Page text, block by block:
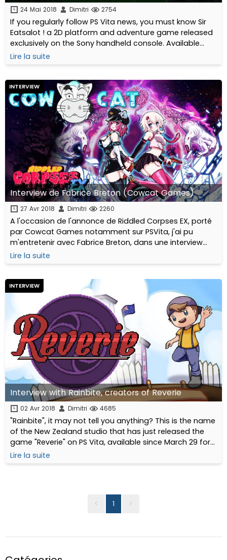
24 Mai 2018 Dimitri 2754
If you regularly follow PS Vita news, you must know Sir
Eatsalot ! a 2D platform and adventure game released
exclusively on the Sony handheld console. Available
since April 2018, Sir Eatsalot even got the luxury of going
out in limited physical edition through Eastasiasoft!
Lire la suite
INTERVIEW
Interview de Fabrice Breton (Cowcat Games)
27 Avr 2018 Dimitri 2260
A l'occasion de l'annonce de Riddled Corpses EX, porté
par Cowcat Games notamment sur PSVita, j'ai pu
m'entretenir avec Fabrice Breton, dans une interview
passionnante.
Lire la suite
INTERVIEW
Interview with Rainbite, creators of Reverie
02 Avr 2018 Dimitri 4685
"Rainbite", it may not tell you anything? This is the name
of the New Zealand studio that has just released the
game "Reverie" on PS Vita, available since March 29 for
our North American friends and April 5, 2018 for Europe
(soon available on PS4 ).
Lire la suite
< 1 >